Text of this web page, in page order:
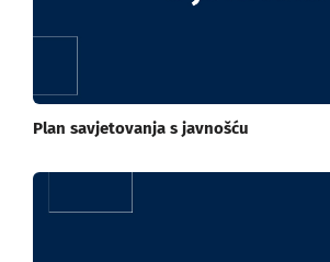
Plan savjetovanja s javnošću